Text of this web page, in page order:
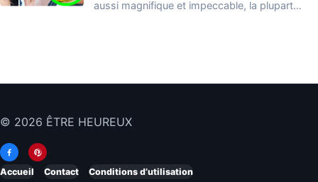
aussi magnifique et impeccable, la plupart
© 2026 ÊTRE HEUREUX
Accueil Contact Conditions d’utilisation